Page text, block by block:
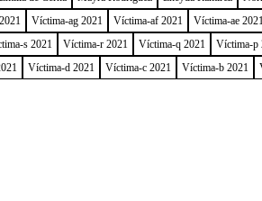
Víctima-ag 2021 Víctima-af 2021 Víctima-ae
s 2021 Víctima-r 2021 Víctima-q 2021 Víctima-p
Víctima-d 2021 Víctima-c 2021 Víctima-b 2021